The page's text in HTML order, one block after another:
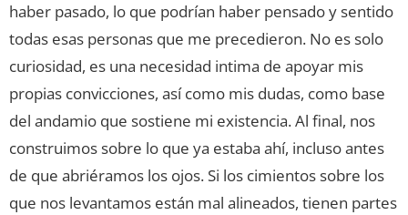
haber pasado, lo que podrían haber pensado y sentido
todas esas personas que me precedieron. No es solo
curiosidad, es una necesidad intima de apoyar mis
propias convicciones, así como mis dudas, como base
del andamio que sostiene mi existencia. Al final, nos
construimos sobre lo que ya estaba ahí, incluso antes
de que abriéramos los ojos. Si los cimientos sobre los
que nos levantamos están mal alineados, tienen partes